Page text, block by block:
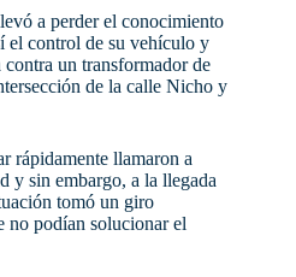
a perder el conocimiento
el control de su vehículo y
un transformador de
de la calle Nicho y
rápidamente llamaron a
y sin embargo, a la llegada
tomó un giro
no podían solucionar el